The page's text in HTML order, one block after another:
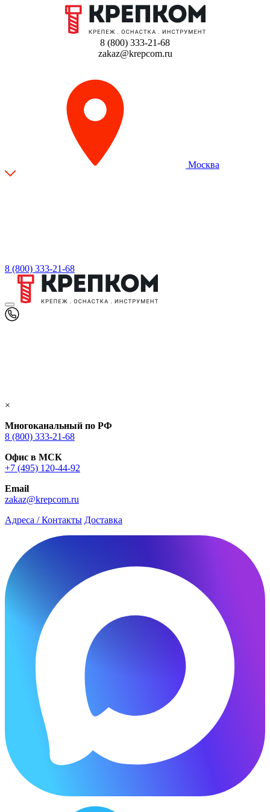
8 (800) 333-21-68
zakaz@krepcom.ru
Москва
8 (800) 333-21-68
×
Многоканальный по РФ
8 (800) 333‑21-68
Офис в МСК
+7 (495) 120-44-92
Email
zakaz@krepcom.ru
Адреса / Контакты Доставка